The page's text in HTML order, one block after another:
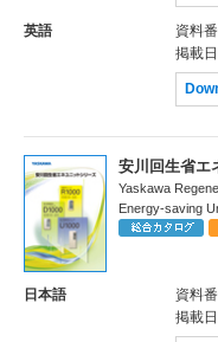
英語 資料
掲載日
安川回生省エ
Yaskawa
Energy-saving
日本語 資料
掲載日